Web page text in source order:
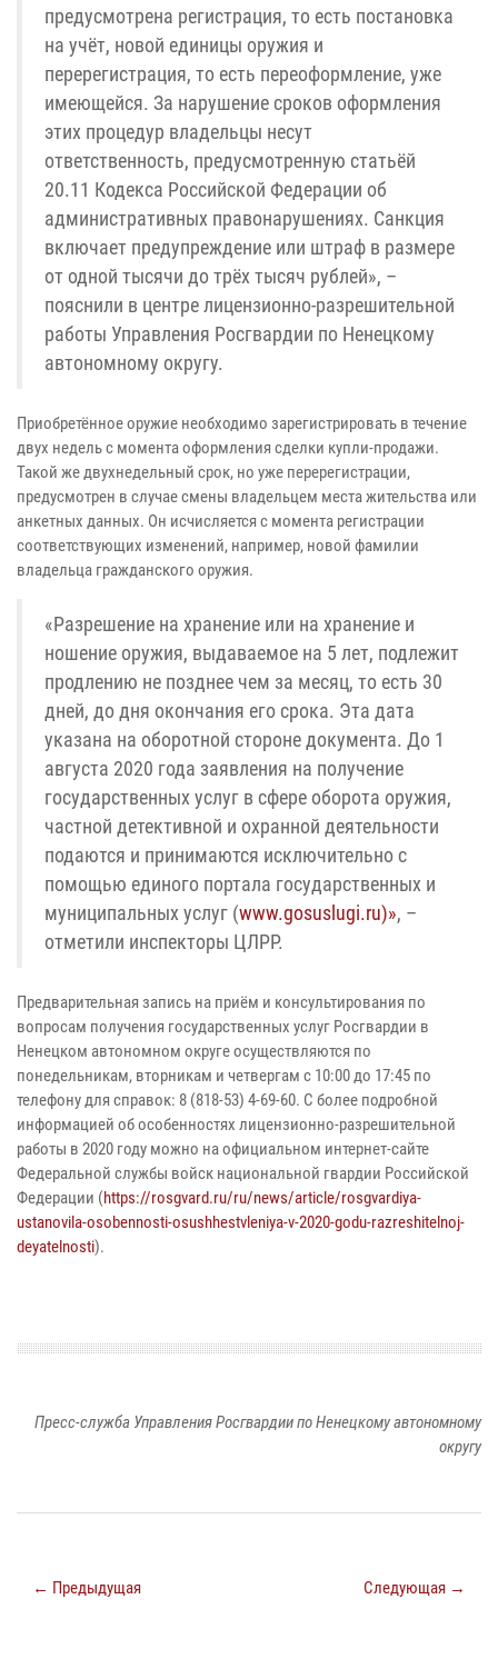
предусмотрена регистрация, то есть постановка
на учёт, новой единицы оружия и
перерегистрация, то есть переоформление, уже
имеющейся. За нарушение сроков оформления
этих процедур владельцы несут
ответственность, предусмотренную статьёй
20.11 Кодекса Российской Федерации об
административных правонарушениях. Санкция
включает предупреждение или штраф в размере
от одной тысячи до трёх тысяч рублей», –
пояснили в центре лицензионно-разрешительной
работы Управления Росгвардии по Ненецкому
автономному округу.
Приобретённое оружие необходимо зарегистрировать в течение
двух недель с момента оформления сделки купли-продажи.
Такой же двухнедельный срок, но уже перерегистрации,
предусмотрен в случае смены владельцем места жительства или
анкетных данных. Он исчисляется с момента регистрации
соответствующих изменений, например, новой фамилии
владельца гражданского оружия.
«Разрешение на хранение или на хранение и
ношение оружия, выдаваемое на 5 лет, подлежит
продлению не позднее чем за месяц, то есть 30
дней, до дня окончания его срока. Эта дата
указана на оборотной стороне документа. До 1
августа 2020 года заявления на получение
государственных услуг в сфере оборота оружия,
частной детективной и охранной деятельности
подаются и принимаются исключительно с
помощью единого портала государственных и
муниципальных услуг (www.gosuslugi.ru)», –
отметили инспекторы ЦЛРР.
Предварительная запись на приём и консультирования по
вопросам получения государственных услуг Росгвардии в
Ненецком автономном округе осуществляются по
понедельникам, вторникам и четвергам с 10:00 до 17:45 по
телефону для справок: 8 (818-53) 4-69-60. С более подробной
информацией об особенностях лицензионно-разрешительной
работы в 2020 году можно на официальном интернет-сайте
Федеральной службы войск национальной гвардии Российской
Федерации (https://rosgvard.ru/ru/news/article/rosgvardiya-
ustanovila-osobennosti-osushhestvleniya-v-2020-godu-razreshitelnoj-
deyatelnosti).
Пресс-служба Управления Росгвардии по Ненецкому автономному
округу
← Предыдущая Следующая →